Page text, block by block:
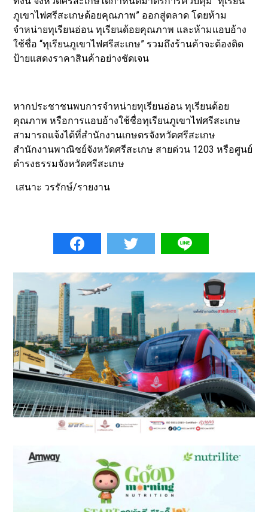
ภูเขาไฟศรีสะเกษด้อยคุณภาพ” ออกสู่ตลาด โดยห้าม
จำหน่ายทุเรียนอ่อน ทุเรียนด้อยคุณภาพ และห้ามแอบอ้าง
ใช้ชื่อ “ทุเรียนภูเขาไฟศรีสะเกษ” รวมถึงร้านค้าจะต้องติด
ป้ายแสดงราคาสินค้าอย่างชัดเจน
หากประชาชนพบการจำหน่ายทุเรียนอ่อน ทุเรียนด้อย
คุณภาพ หรือการแอบอ้างใช้ชื่อทุเรียนภูเขาไฟศรีสะเกษ
สามารถแจ้งได้ที่สำนักงานเกษตรจังหวัดศรีสะเกษ
สำนักงานพาณิชย์จังหวัดศรีสะเกษ สายด่วน 1203 หรือศูนย์
ดำรงธรรมจังหวัดศรีสะเกษ
เสนาะ วรรักษ์/รายงาน